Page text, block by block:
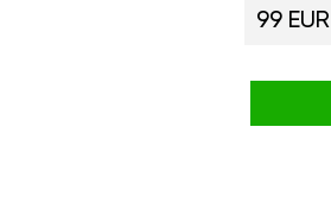
99 EUR